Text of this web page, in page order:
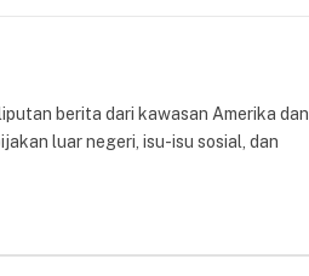
berita dari kawasan Amerika dan
luar negeri, isu-isu sosial, dan